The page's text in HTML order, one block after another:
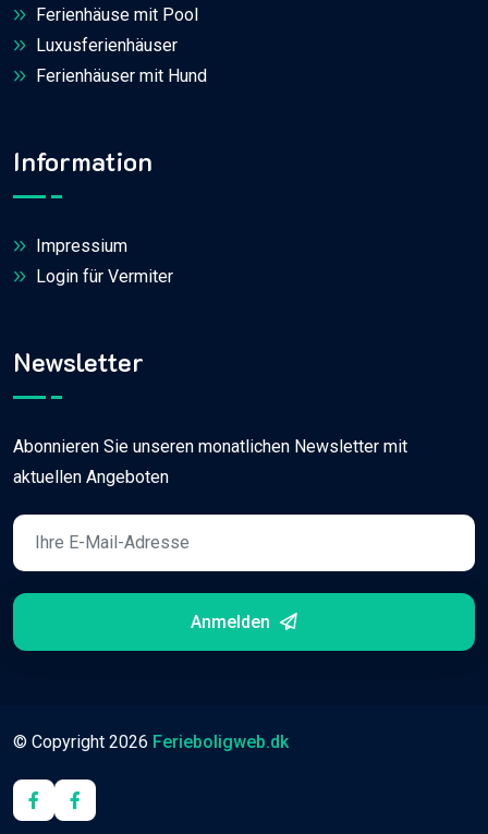
Ferienhäuse mit Pool
Luxusferienhäuser
Ferienhäuser mit Hund
Information
Impressium
Login für Vermiter
Newsletter
Abonnieren Sie unseren monatlichen Newsletter mit
aktuellen Angeboten
Anmelden
© Copyright 2026 Ferieboligweb.dk